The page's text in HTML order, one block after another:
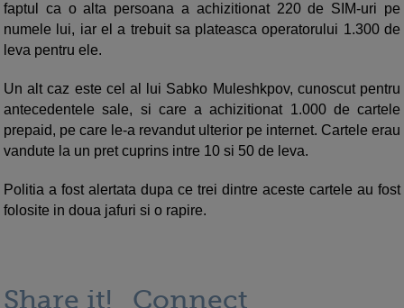
faptul ca o alta persoana a achizitionat 220 de SIM-uri pe
numele lui, iar el a trebuit sa plateasca operatorului 1.300 de
leva pentru ele.
Un alt caz este cel al lui Sabko Muleshkpov, cunoscut pentru
antecedentele sale, si care a achizitionat 1.000 de cartele
prepaid, pe care le-a revandut ulterior pe internet. Cartele erau
vandute la un pret cuprins intre 10 si 50 de leva.
Politia a fost alertata dupa ce trei dintre aceste cartele au fost
folosite in doua jafuri si o rapire.
Share it! Connect